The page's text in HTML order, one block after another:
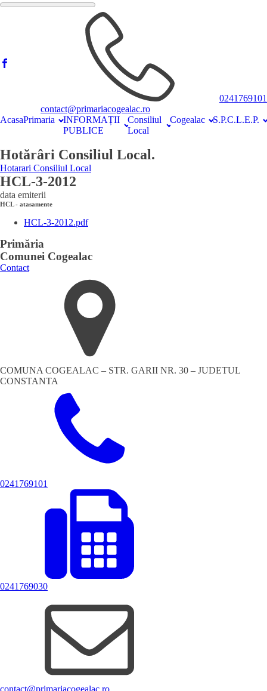
0241769101
contact@primariacogealac.ro
AcasaPrimaria
INFORMAȚII
PUBLICE
Consiliul
Local
Cogealac S.P.C.L.E.P.
Hotărâri Consiliul Local.
Hotarari Consiliul Local
HCL-3-2012
data emiterii
HCL - atasamente
HCL-3-2012.pdf
Primăria
Comunei Cogealac
Contact
COMUNA COGEALAC – STR. GARII NR. 30 – JUDETUL
CONSTANTA
0241769101
0241769030
contact@primariacogealac.ro